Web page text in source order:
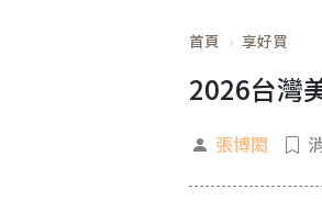
首頁 享好買
2026台灣
張博閎